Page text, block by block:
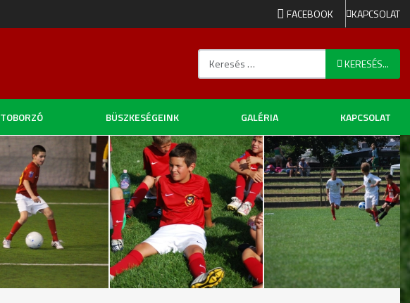
FACEBOOK KAPCSOLAT
Keresés...
KERESÉS...
TOBORZÓ BÜSZKESÉGEINK GALÉRIA KAPCSOLAT